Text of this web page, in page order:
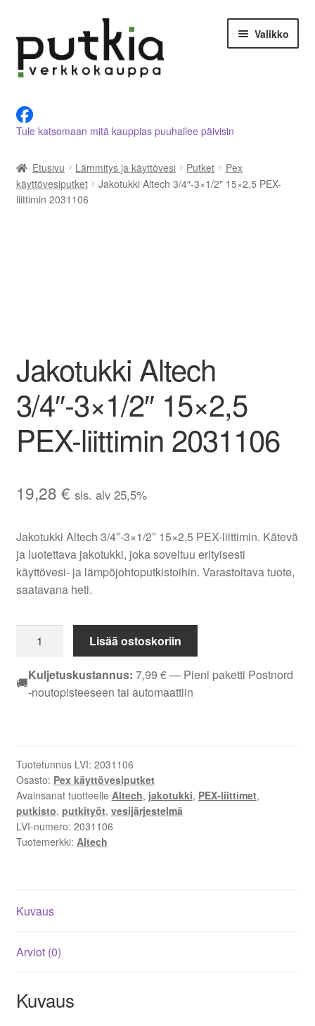
navigointiin
sisältöön
Valikko
Tietoja meistä
Asiakastilini
Ostoskori
Evästekäytäntö (EU)
Tule katsomaan mitä kauppias puuhailee päivisin
Etusivu Lämmitys ja käyttövesi Putket
Pex
käyttövesiputket
Jakotukki Altech 3/4″-3×1/2″ 15×2,5 PEX-
liittimin 2031106
Jakotukki Altech
3/4″-3×1/2″ 15×2,5
PEX-liittimin 2031106
19,28 € sis. alv 25,5%
Jakotukki Altech 3/4″-3×1/2″ 15×2,5 PEX-liittimin. Kätevä
ja luotettava jakotukki, joka soveltuu erityisesti
käyttövesi- ja lämpöjohtoputkistoihin. Varastoitava tuote,
saatavana heti.
Altech
3/4"-3x1/2"
15x2,5
Lisää ostoskoriin
🚚Kuljetuskustannus: 7,99 €— Pieni paketti Postnord
-noutopisteeseen tai automaattiin
Tuotetunnus LVI: 2031106
Osasto: Pex käyttövesiputket
Avainsanat tuotteelle Altech, jakotukki, PEX-liittimet,
putkisto, putkityöt, vesijärjestelmä
LVI-numero: 2031106
Tuotemerkki: Altech
Kuvaus
Arviot (0)
Kuvaus